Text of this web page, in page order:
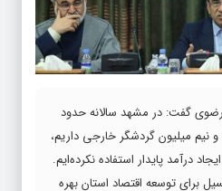
رضوی گفت: در مشهد سالانه حدود
و نیم میلیون گردشگر خارجی داریم،
درآمد پایدار استفاده نکرده‌ایم.
برای توسعه اقتصاد استان بهره